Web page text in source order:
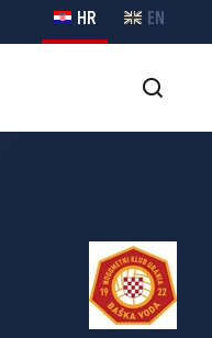
HR EN